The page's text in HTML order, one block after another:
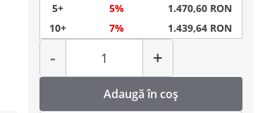
5+
5%
1.470,60 RON
10+
7% 1.439,64 RON
-
Cantitate
+
Adaugă în coș